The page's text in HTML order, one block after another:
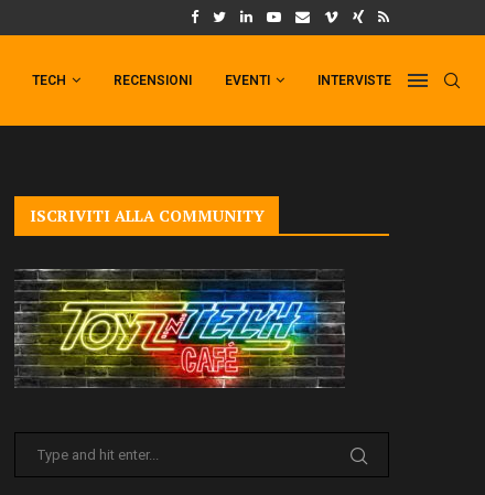
IL TRAILER DI FIST OF THE NORTH STAR!
TECH RECENSIONI EVENTI INTERVISTE
ISCRIVITI ALLA COMMUNITY